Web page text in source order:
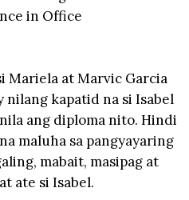
in Office
Mariela at Marvic Garcia
nilang kapatid na si Isabel
ang diploma nito. Hindi
maluha sa pangyayaring
mabait, masipag at
ate si Isabel.